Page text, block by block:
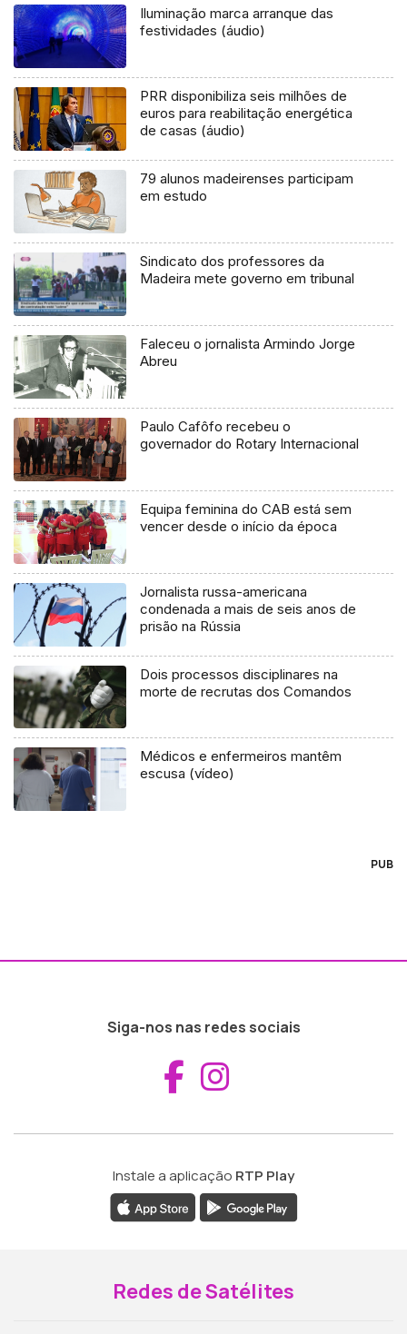
Iluminação marca arranque das
festividades (áudio)
PRR disponibiliza seis milhões de
euros para reabilitação energética
de casas (áudio)
79 alunos madeirenses participam
em estudo
Sindicato dos professores da
Madeira mete governo em tribunal
Faleceu o jornalista Armindo Jorge
Abreu
Paulo Cafôfo recebeu o
governador do Rotary Internacional
Equipa feminina do CAB está sem
vencer desde o início da época
Jornalista russa-americana
condenada a mais de seis anos de
prisão na Rússia
Dois processos disciplinares na
morte de recrutas dos Comandos
Médicos e enfermeiros mantêm
escusa (vídeo)
PUB
Siga-nos nas redes sociais
Aceder ao
Instale a aplicação RTP Play
Redes de Satélites